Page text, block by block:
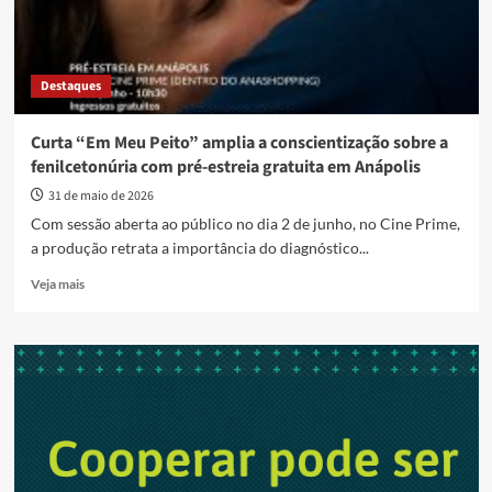
Destaques
Curta “Em Meu Peito” amplia a conscientização sobre a
fenilcetonúria com pré-estreia gratuita em Anápolis
31 de maio de 2026
Com sessão aberta ao público no dia 2 de junho, no Cine Prime,
a produção retrata a importância do diagnóstico...
Veja maisRead
Curta
“Em
a
conscientização